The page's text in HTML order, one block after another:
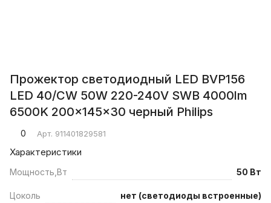
Прожектор светодиодный LED BVP156
LED 40/СW 50W 220-240V SWB 4000lm
6500K 200x145x30 черный Philips
0 Арт. 911401829581
Характеристики
Мощность,Вт 50 Вт
Цоколь нет (светодиоды встроенные)